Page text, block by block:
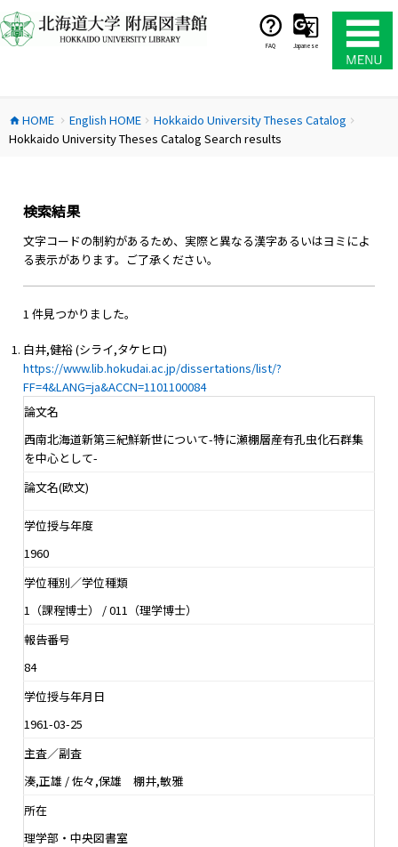
ン
テ
ス
キ
FAQ Japanese
home HOME chevron_right English HOMEchevron_right Hokkaido University Theses Catalog chevron_right
Hokkaido University Theses Catalog Search results
検索結果
文字コードの制約があるため、実際と異なる漢字あるいはヨミによ
る表示があります。ご了承ください。
1 件見つかりました。
白井,健裕 (シライ,タケヒロ)
https://www.lib.hokudai.ac.jp/dissertations/list/?
FF=4&LANG=ja&ACCN=1101100084
論文名
西南北海道新第三紀鮮新世について-特に瀬棚層産有孔虫化石群集
を中心として-
論文名(欧文)
学位授与年度
1960
学位種別／学位種類
1（課程博士） / 011（理学博士）
報告番号
84
学位授与年月日
1961-03-25
主査／副査
湊,正雄 / 佐々,保雄 棚井,敏雅
所在
理学部・中央図書室